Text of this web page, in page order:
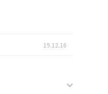
19.12.16